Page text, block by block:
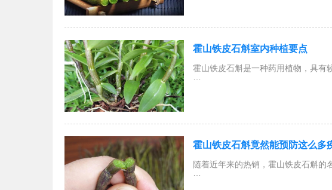
霍山铁皮石斛室内种植要点
霍山铁皮石斛是一种药用植物，具有
霍山铁皮石斛的栽培时间
霍山铁皮石斛竟然能预防这么多
随着近年来的热销，霍山铁皮石斛的